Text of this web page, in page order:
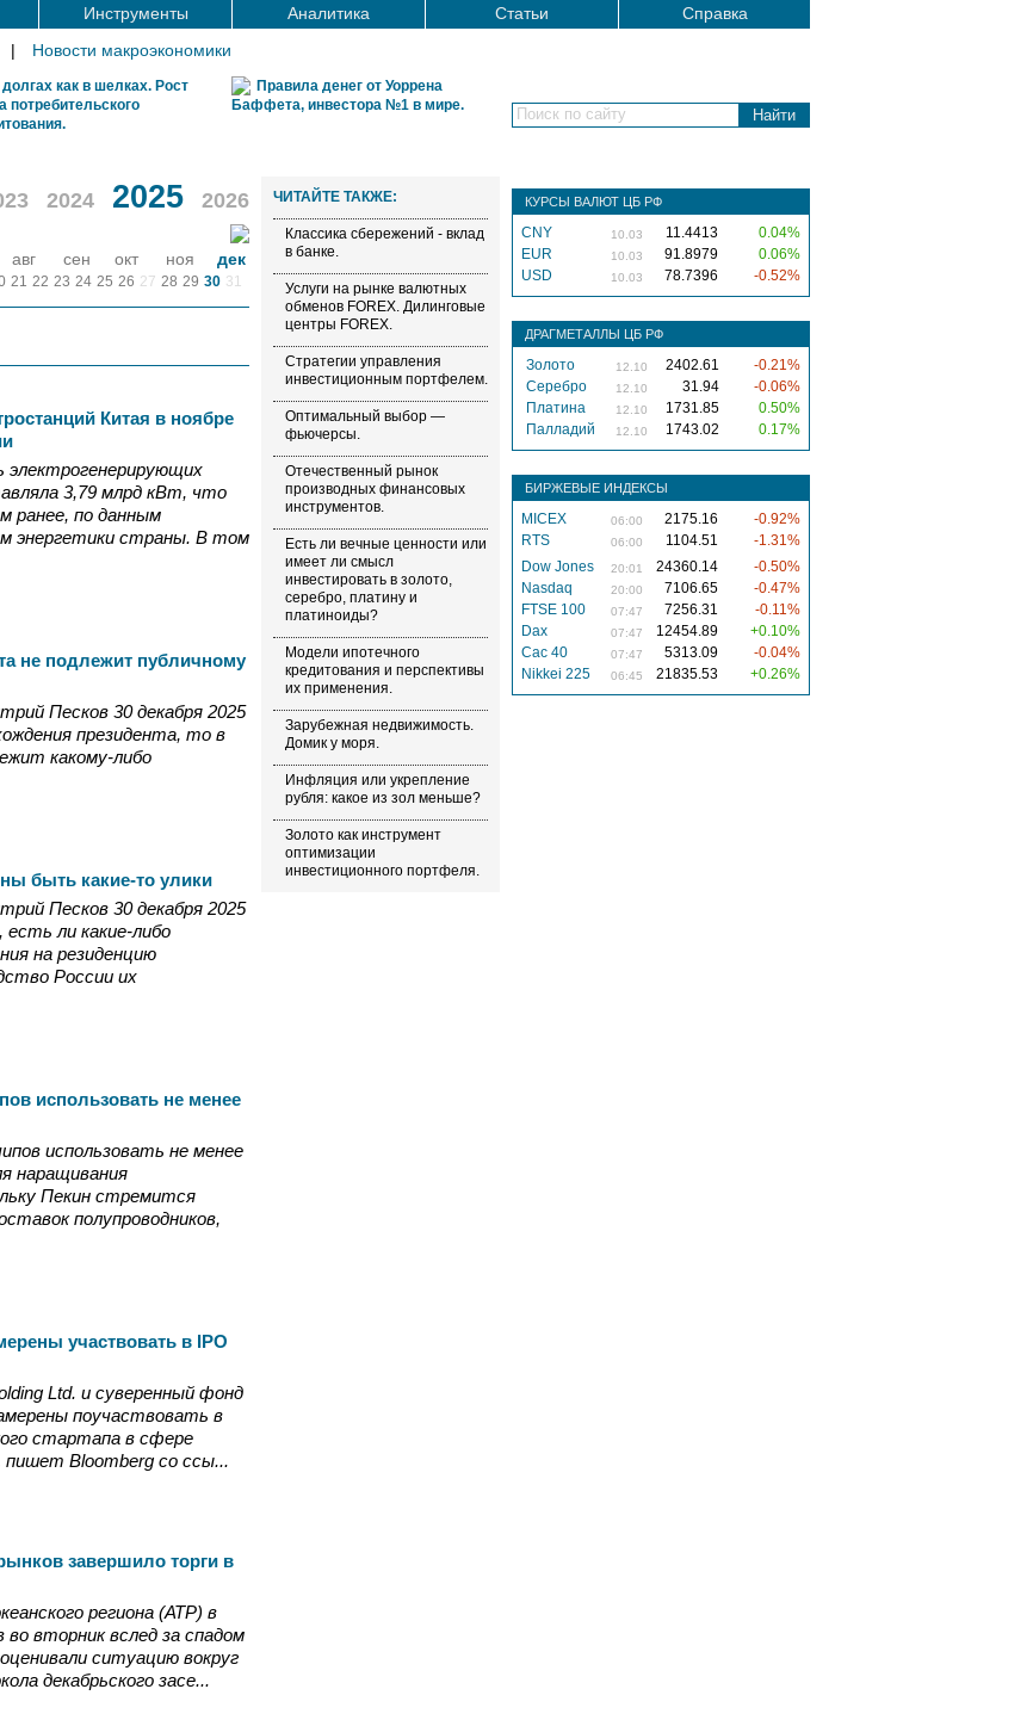
Инструменты Аналитика Статьи
Справка
| Новости макроэкономики
Поиск по сайту
долгах как в шелках. Рост
потребительского
Правила денег от Уоррена
Баффета, инвестора №1 в мире.
2024 2025 2026
авг сен окт ноя дек
21 22 23 24 25 26 27 28 29 30 31
Китая в ноябре
электрогенерирующих
3,79 млрд кВт, что
ранее, по данным
энергетики страны. В том
не подлежит публичному
Песков 30 декабря 2025
президента, то в
какому-либо
быть какие-то улики
Песков 30 декабря 2025
есть ли какие-либо
на резиденцию
России их
использовать не менее
использовать не менее
наращивания
Пекин стремится
полупроводников,
участвовать в IPO
Ltd. и суверенный фонд
поучаствовать в
стартапа в сфере
Bloomberg со ссы...
завершило торги в
региона (АТР) в
вторник вслед за спадом
ситуацию вокруг
декабрьского засе...
ЧИТАЙТЕ ТАКЖЕ:
Классика сбережений - вклад
в банке.
Услуги на рынке валютных
обменов FOREX. Дилинговые
центры FOREX.
Стратегии управления
инвестиционным портфелем.
Оптимальный выбор —
фьючерсы.
Отечественный рынок
производных финансовых
инструментов.
Есть ли вечные ценности или
имеет ли смысл
инвестировать в золото,
серебро, платину и
платиноиды?
Модели ипотечного
кредитования и перспективы
их применения.
Зарубежная недвижимость.
Домик у моря.
Инфляция или укрепление
рубля: какое из зол меньше?
Золото как инструмент
оптимизации
инвестиционного портфеля.
КУРСЫ ВАЛЮТ ЦБ РФ
CNY 10.03 11.4413
0.04%
EUR
10.03 91.8979
0.06%
USD
10.03 78.7396 -0.52%
ДРАГМЕТАЛЛЫ ЦБ РФ
Золото 12.10 2402.61
-0.21%
Серебро
12.10 31.94
-0.06%
Платина
12.10 1731.85
0.50%
Палладий
12.10 1743.02 0.17%
БИРЖЕВЫЕ ИНДЕКСЫ
MICEX 06:00 2175.16
-0.92%
RTS
06:00 1104.51
-1.31%
Dow Jones
20:01 24360.14
-0.50%
Nasdaq
20:00 7106.65
-0.47%
FTSE 100
07:47 7256.31
-0.11%
Dax
07:47 12454.89
+0.10%
Cac 40
07:47 5313.09
-0.04%
Nikkei 225
06:45 21835.53 +0.26%